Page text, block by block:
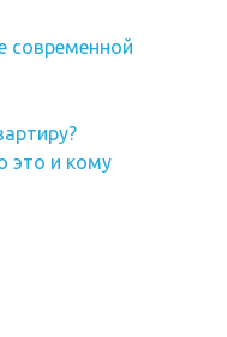
современной
это и кому